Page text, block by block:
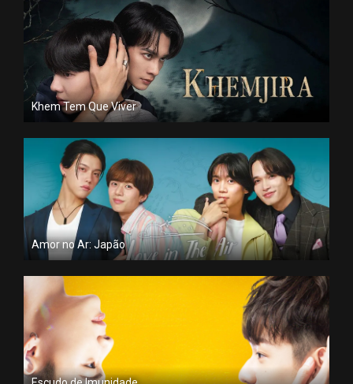
Khem Tem Que Viver
Amor no Ar: Japão